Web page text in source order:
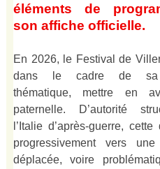
éléments de
son affiche officielle.
En 2026, le Festival de
dans le cadre de sa
thématique, mettre en
paternelle. D’autorité
l’Italie d’après-guerre,
progressivement vers
déplacée, voire